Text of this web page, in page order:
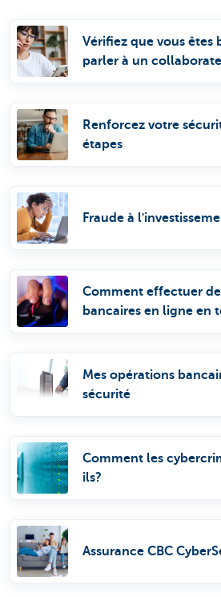
Vérifiez que vous êtes
parler à un
Renforcez votre
étapes
Fraude à
Comment effectuer
bancaires en ligne en
Mes opérations
sécurité
Comment les
ils?
Assurance CBC